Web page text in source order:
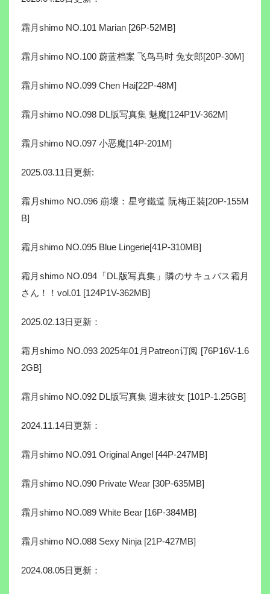
霜月shimo NO.101 Marian [26P-52MB]
霜月shimo NO.100 蔚蓝档案 飞鸟马时 兔女郎[20P-30M]
霜月shimo NO.099 Chen Hai[22P-48M]
霜月shimo NO.098 DL版写真集 魅魔[124P1V-362M]
霜月shimo NO.097 小恶魔[14P-201M]
2025.03.11日更新:
霜月shimo NO.096 崩壞：星穹鐵道 阮梅正裝[20P-155M
B]
霜月shimo NO.095 Blue Lingerie[41P-310MB]
霜月shimo NO.094「DL版写真集」隣のサキュバス霜月
さん！！vol.01 [124P1V-362MB]
2025.02.13日更新：
霜月shimo NO.093 2025年01月Patreon订阅 [76P16V-1.6
2GB]
霜月shimo NO.092 DL版写真集 週末彼女 [101P-1.25GB]
2024.11.14日更新：
霜月shimo NO.091 Original Angel [44P-247MB]
霜月shimo NO.090 Private Wear [30P-635MB]
霜月shimo NO.089 White Bear [16P-384MB]
霜月shimo NO.088 Sexy Ninja [21P-427MB]
2024.08.05日更新：